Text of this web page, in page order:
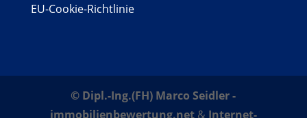
EU-Cookie-Richtlinie
© Dipl.-Ing.(FH) Marco Seidler -
immobilienbewertung.net& Internet-